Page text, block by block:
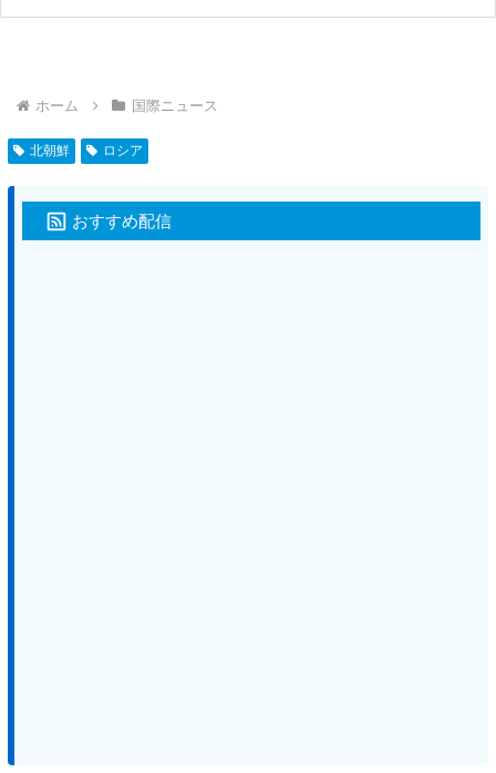
ホーム 国際ニュース
北朝鮮 ロシア
おすすめ配信